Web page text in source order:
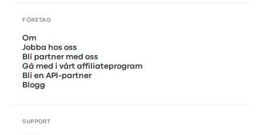
FÖRETAG
Om
Jobba hos oss
Bli partner med oss
Gå med i vårt affiliateprogram
Bli en API-partner
Blogg
SUPPORT